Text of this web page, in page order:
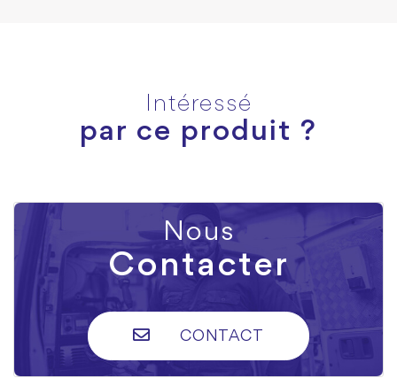
Intéressé
par ce produit ?
Nous
Contacter
CONTACT